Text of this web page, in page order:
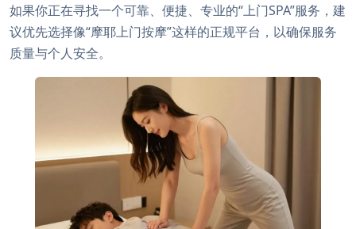
如果你正在寻找一个可靠、便捷、专业的“上门SPA”服务，建
议优先选择像“摩耶上门按摩”这样的正规平台，以确保服务
质量与个人安全。